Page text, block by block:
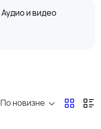
Аудио и видео
По новизне